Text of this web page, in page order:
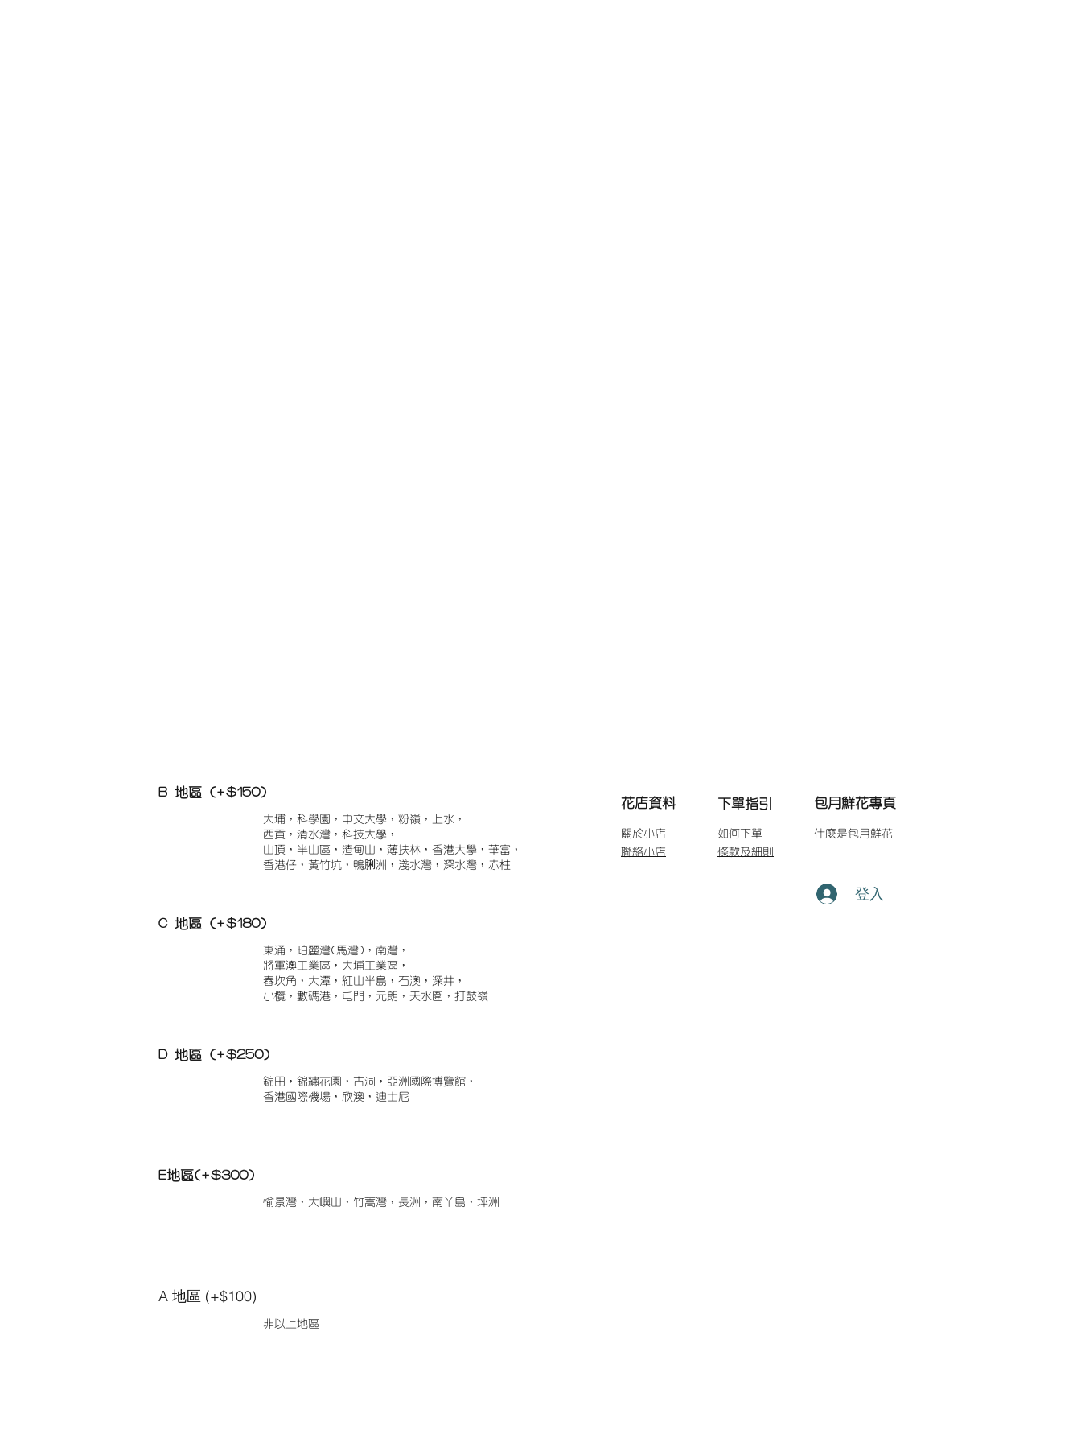
B 地區 (+$150)
大埔，科學園，中文大學，粉嶺，上水，
西貢，清水灣，科技大學，
山頂，半山區，渣甸山，薄扶林，香港大學，華富，
香港仔，黃竹坑，鴨脷洲，淺水灣，深水灣，赤柱
C 地區 (+$180)
東涌，珀麗灣(馬灣)，南灣，
將軍澳工業區，大埔工業區，
舂坎角，大潭，紅山半島，石澳，深井，
小欖，數碼港，屯門，元朗，天水圍，打鼓嶺
D 地區 (+$250)
錦田，錦繡花園，古洞，亞洲國際博覽館，
香港國際機場，欣澳，迪士尼
E地區(+$300)
愉景灣，大嶼山，竹蒿灣，長洲，南丫島，坪洲
A 地區 (+$100)
非以上地區
​花店資料 下單指引 包月鮮花專頁
關於小店
聯絡小店
如何下單
條款及細則
什麼是包月鮮花
登入